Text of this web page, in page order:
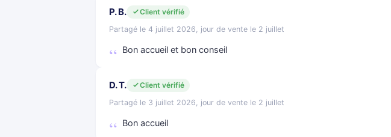
P. B.
Client vérifié
Partagé le 4 juillet 2026, jour de vente le 2 juillet
Bon accueil et bon conseil
D. T.
Client vérifié
Partagé le 3 juillet 2026, jour de vente le 2 juillet
Bon accueil